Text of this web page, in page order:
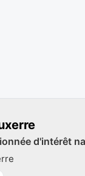
d'intérêt